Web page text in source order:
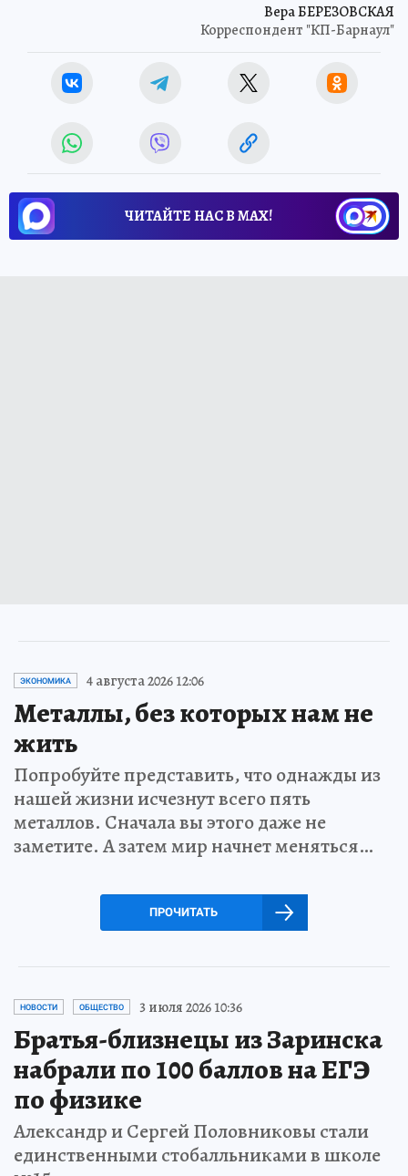
Вера БЕРЕЗОВСКАЯ
Корреспондент "КП-Барнаул"
ЧИТАЙТЕ НАС В МАХ!
ЭКОНОМИКА 4 августа 2026 12:06
Металлы, без которых нам не
жить
Попробуйте представить, что однажды из
нашей жизни исчезнут всего пять
металлов. Сначала вы этого даже не
заметите. А затем мир начнет меняться…
ПРОЧИТАТЬ
НОВОСТИ ОБЩЕСТВО 3 июля 2026 10:36
Братья-близнецы из Заринска
набрали по 100 баллов на ЕГЭ
по физике
Александр и Сергей Половниковы стали
единственными стобалльниками в школе